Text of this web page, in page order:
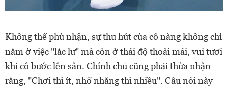
Không thể phủ nhận, sự thu hút của cô nàng không chỉ
nằm ở việc "lắc lư" mà còn ở thái độ thoải mái, vui tươi
khi cô bước lên sân. Chính chủ cũng phải thừa nhận
rằng, "Chơi thì ít, nhố nhăng thì nhiều". Câu nói này